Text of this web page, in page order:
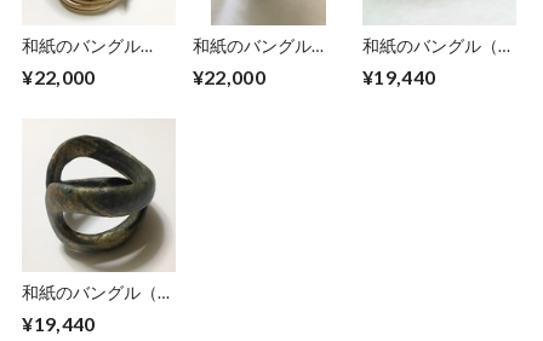
和紙のバングル
¥22,000
和紙のバングル
に金
¥22,000
和紙のバングル（山
¥19,440
和紙のバングル（松
¥19,440